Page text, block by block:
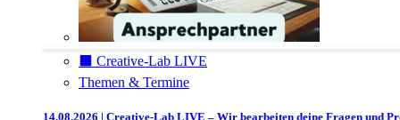
⬛️ Creative-Lab LIVE
Themen & Termine
14.08.2026 | Creative-Lab LIVE – Wir bearbeiten deine Fragen und